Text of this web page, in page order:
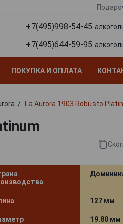
+7(495)998-54-45
+7(495)644-59-95
ПОКУПКА И ОПЛАТА
La Aurora 1903 Robusto
127 мм
19.80 мм